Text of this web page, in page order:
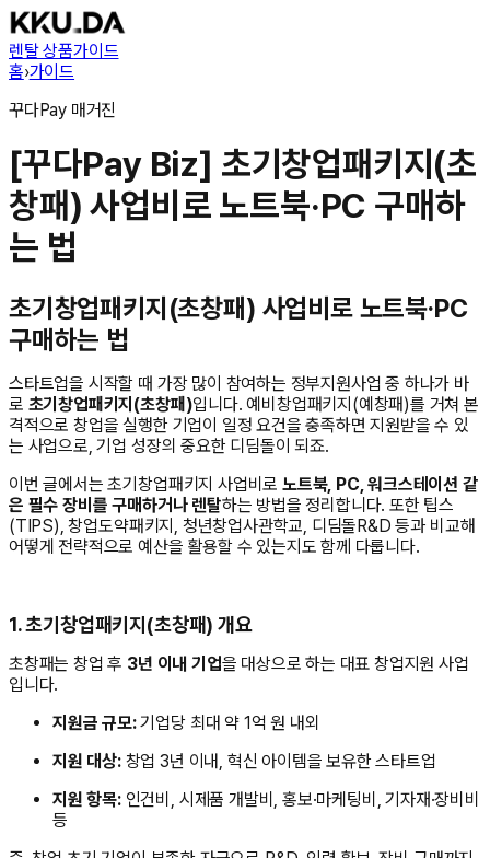
렌탈 상품가이드
홈›가이드
꾸다Pay 매거진
[꾸다Pay Biz] 초기창업패키지(초
창패) 사업비로 노트북·PC 구매하
는 법
초기창업패키지(초창패) 사업비로 노트북·PC
구매하는 법
스타트업을 시작할 때 가장 많이 참여하는 정부지원사업 중 하나가 바
로 초기창업패키지(초창패)입니다. 예비창업패키지(예창패)를 거쳐 본
격적으로 창업을 실행한 기업이 일정 요건을 충족하면 지원받을 수 있
는 사업으로, 기업 성장의 중요한 디딤돌이 되죠.
이번 글에서는 초기창업패키지 사업비로 노트북, PC, 워크스테이션 같
은 필수 장비를 구매하거나 렌탈하는 방법을 정리합니다. 또한 팁스
(TIPS), 창업도약패키지, 청년창업사관학교, 디딤돌R&D 등과 비교해
어떻게 전략적으로 예산을 활용할 수 있는지도 함께 다룹니다.
1. 초기창업패키지(초창패) 개요
초창패는 창업 후 3년 이내 기업을 대상으로 하는 대표 창업지원 사업
입니다.
지원금 규모:기업당 최대 약 1억 원 내외
지원 대상:창업 3년 이내, 혁신 아이템을 보유한 스타트업
지원 항목:인건비, 시제품 개발비, 홍보·마케팅비, 기자재·장비비
등